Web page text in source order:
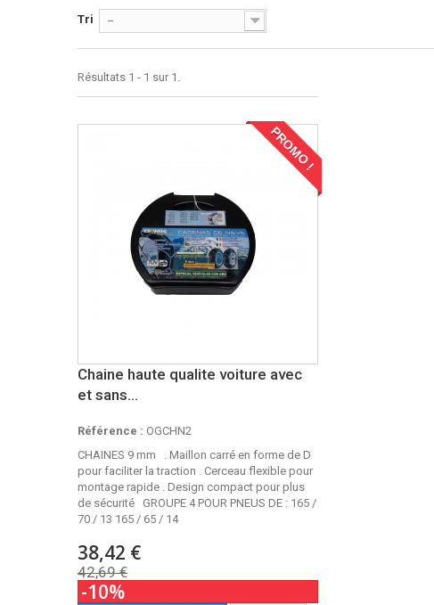
Tri --
Résultats 1 - 1 sur 1.
PROMO !
Chaine haute qualite voiture avec
et sans...
Référence : OGCHN2
CHAINES 9 mm . Maillon carré en forme de D
pour faciliter la traction . Cerceau flexible pour
montage rapide . Design compact pour plus
de sécurité GROUPE 4 POUR PNEUS DE : 165 /
70 / 13 165 / 65 / 14
38,42 €
42,69 €
-10%